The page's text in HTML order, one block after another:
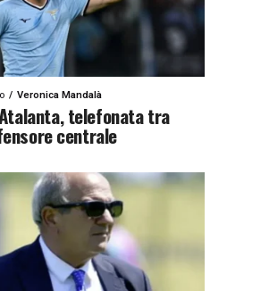
Veronica Mandalà
telefonata tra
centrale